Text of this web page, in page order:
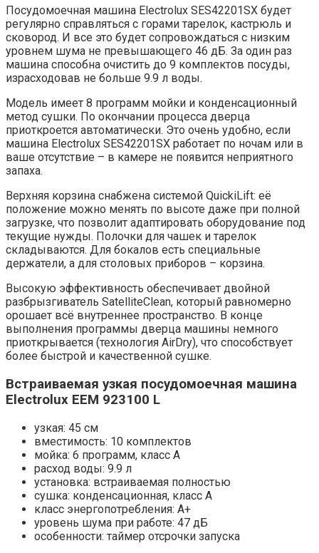
Посудомоечная машина Electrolux SES42201SX будет
регулярно справляться с горами тарелок, кастрюль и
сковород. И все это будет сопровождаться с низким
уровнем шума не превышающего 46 дБ. За один раз
машина способна очистить до 9 комплектов посуды,
израсходовав не больше 9.9 л воды.
Модель имеет 8 программ мойки и конденсационный
метод сушки. По окончании процесса дверца
приоткроется автоматически. Это очень удобно, если
машина Electrolux SES42201SX работает по ночам или в
ваше отсутствие – в камере не появится неприятного
запаха.
Верхняя корзина снабжена системой QuickiLift: её
положение можно менять по высоте даже при полной
загрузке, что позволит адаптировать оборудование под
текущие нужды. Полочки для чашек и тарелок
складываются. Для бокалов есть специальные
держатели, а для столовых приборов – корзина.
Высокую эффективность обеспечивает двойной
разбрызгиватель SatelliteClean, который равномерно
орошает всё внутреннее пространство. В конце
выполнения программы дверца машины немного
приоткрывается (технология AirDry), что способствует
более быстрой и качественной сушке.
Встраиваемая узкая посудомоечная машина
Electrolux EEM 923100 L
узкая: 45 см
вместимость: 10 комплектов
мойка: 6 программ, класс A
расход воды: 9.9 л
установка: встраиваемая полностью
сушка: конденсационная, класс A
класс энергопотребления: A+
уровень шума при работе: 47 дБ
особенности: таймер отсрочки запуска